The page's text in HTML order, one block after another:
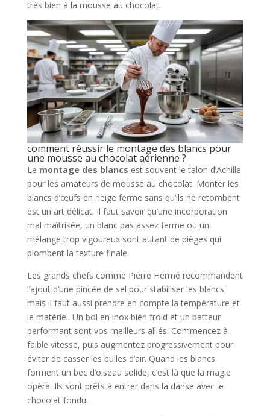
très bien à la mousse au chocolat.
comment réussir le montage des blancs pour
une mousse au chocolat aérienne ?
Le montage des blancs est souvent le talon d’Achille
pour les amateurs de mousse au chocolat. Monter les
blancs d’œufs en neige ferme sans qu’ils ne retombent
est un art délicat. Il faut savoir qu’une incorporation
mal maîtrisée, un blanc pas assez ferme ou un
mélange trop vigoureux sont autant de pièges qui
plombent la texture finale.
Les grands chefs comme Pierre Hermé recommandent
l’ajout d’une pincée de sel pour stabiliser les blancs
mais il faut aussi prendre en compte la température et
le matériel. Un bol en inox bien froid et un batteur
performant sont vos meilleurs alliés. Commencez à
faible vitesse, puis augmentez progressivement pour
éviter de casser les bulles d’air. Quand les blancs
forment un bec d’oiseau solide, c’est là que la magie
opère. Ils sont prêts à entrer dans la danse avec le
chocolat fondu.